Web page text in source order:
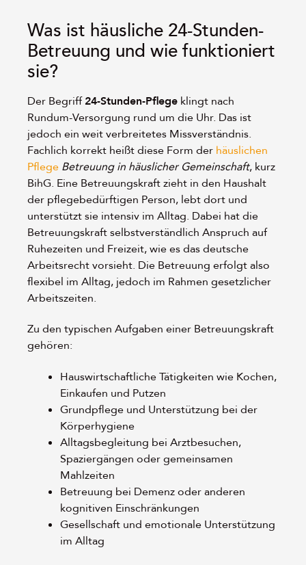
Was ist häusliche 24-Stunden-
Betreuung und wie funktioniert
sie?
Der Begriff24-Stunden-Pflege klingt nach
Rundum-Versorgung rund um die Uhr. Das ist
jedoch ein weit verbreitetes Missverständnis.
Fachlich korrekt heißt diese Form der häuslichen
Pflege Betreuung in häuslicher Gemeinschaft, kurz
BihG. Eine Betreuungskraft zieht in den Haushalt
der pflegebedürftigen Person, lebt dort und
unterstützt sie intensiv im Alltag. Dabei hat die
Betreuungskraft selbstverständlich Anspruch auf
Ruhezeiten und Freizeit, wie es das deutsche
Arbeitsrecht vorsieht. Die Betreuung erfolgt also
flexibel im Alltag, jedoch im Rahmen gesetzlicher
Arbeitszeiten.
Zu den typischen Aufgaben einer Betreuungskraft
gehören:
Hauswirtschaftliche Tätigkeiten wie Kochen,
Einkaufen und Putzen
Grundpflege und Unterstützung bei der
Körperhygiene
Alltagsbegleitung bei Arztbesuchen,
Spaziergängen oder gemeinsamen
Mahlzeiten
Betreuung bei Demenz oder anderen
kognitiven Einschränkungen
Gesellschaft und emotionale Unterstützung
im Alltag